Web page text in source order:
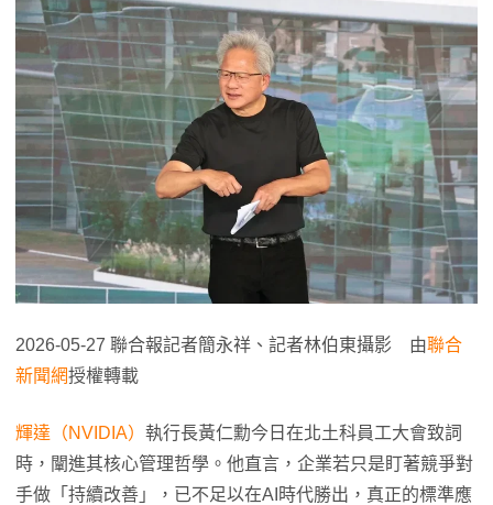
2026-05-27 聯合報記者簡永祥、記者林伯東攝影 由聯合
新聞網授權轉載
輝達（NVIDIA） 執行長黃仁勳今日在北土科員工大會致詞
時，闡進其核心管理哲學。他直言，企業若只是盯著競爭對
手做「持續改善」，已不足以在AI時代勝出，真正的標準應